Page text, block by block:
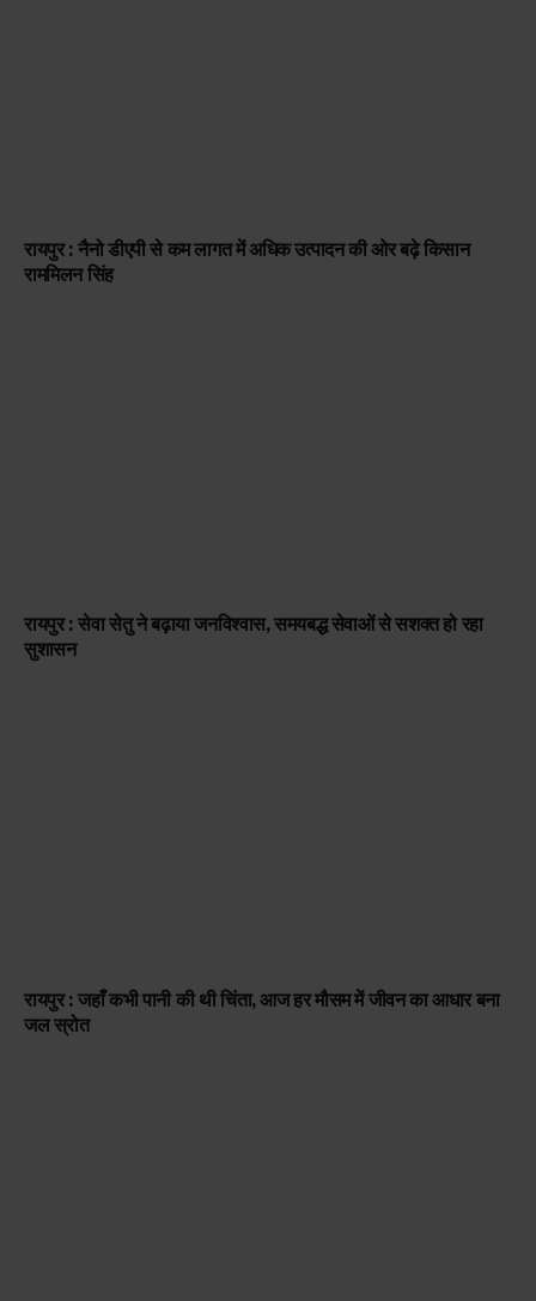
रायपुर : नैनो डीएपी से कम लागत में अधिक उत्पादन की ओर बढ़े किसान
राममिलन सिंह
रायपुर : सेवा सेतु ने बढ़ाया जनविश्वास, समयबद्ध सेवाओं से सशक्त हो रहा
सुशासन
रायपुर : जहाँ कभी पानी की थी चिंता, आज हर मौसम में जीवन का आधार बना
जल स्रोत